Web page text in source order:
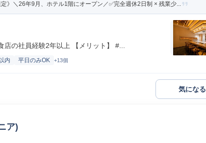
》＼26年9月、ホテル1階にオープン／✅完全週休2日制 × 残業少...
店の社員経験2年以上 【メリット】 #...
内 平日のみOK +13個
気になる
ア)